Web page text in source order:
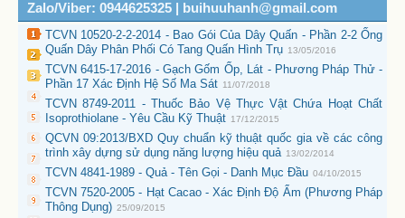
Zalo/Viber: 0944625325 | buihuuhanh@gmail.com
TCVN 10520-2-2-2014 - Bao Gói Của Dây Quấn - Phần 2-2 Ống
Quấn Dây Phân Phối Có Tang Quấn Hình Trụ 13/05/2016
TCVN 6415-17-2016 - Gạch Gốm Ốp, Lát - Phương Pháp Thử -
Phần 17 Xác Định Hệ Số Ma Sát 11/07/2018
TCVN 8749-2011 - Thuốc Bảo Vệ Thực Vật Chứa Hoạt Chất
Isoprothiolane - Yêu Cầu Kỹ Thuật 17/12/2015
QCVN 09:2013/BXD Quy chuẩn kỹ thuật quốc gia về các công
trình xây dựng sử dụng năng lượng hiệu quả 13/02/2014
TCVN 4841-1989 - Quả - Tên Gọi - Danh Mục Đầu 04/10/2015
TCVN 7520-2005 - Hạt Cacao - Xác Định Độ Ẩm (Phương Pháp
Thông Dụng) 25/09/2015